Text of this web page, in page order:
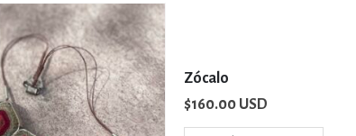
Zócalo
$160.00 USD